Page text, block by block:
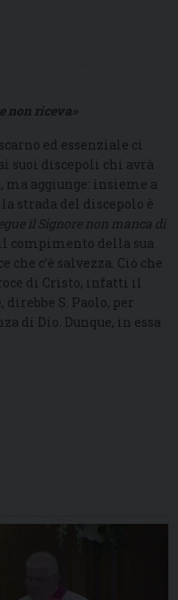
non riceva»
ed essenziale ci
suoi discepoli chi avrà
aggiunge: insieme a
strada del discepolo è
il Signore non manca di
il compimento della sua
che c’è salvezza. Ciò che
di Cristo, infatti il
S. Paolo, per
di Dio. Dunque, in essa